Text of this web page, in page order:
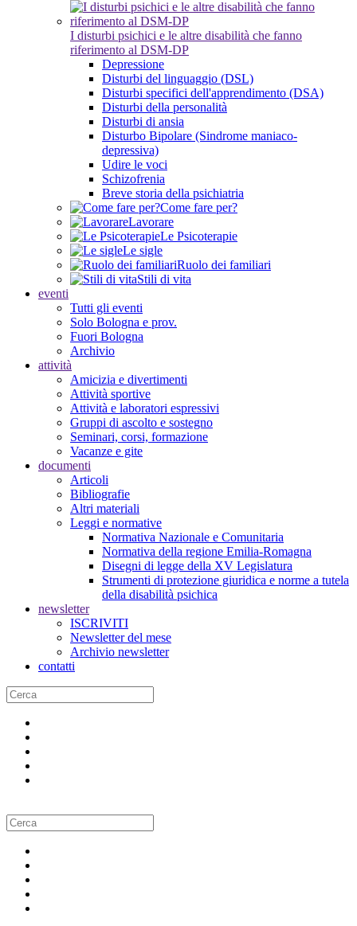
I disturbi psichici e le altre disabilità che fanno
riferimento al DSM-DP
Depressione
Disturbi del linguaggio (DSL)
Disturbi specifici dell'apprendimento (DSA)
Disturbi della personalità
Disturbi di ansia
Disturbo Bipolare (Sindrome maniaco-
depressiva)
Udire le voci
Schizofrenia
Breve storia della psichiatria
Come fare per?
Lavorare
Le Psicoterapie
Le sigle
Ruolo dei familiari
Stili di vita
eventi
Tutti gli eventi
Solo Bologna e prov.
Fuori Bologna
Archivio
attività
Amicizia e divertimenti
Attività sportive
Attività e laboratori espressivi
Gruppi di ascolto e sostegno
Seminari, corsi, formazione
Vacanze e gite
documenti
Articoli
Bibliografie
Altri materiali
Leggi e normative
Normativa Nazionale e Comunitaria
Normativa della regione Emilia-Romagna
Disegni di legge della XV Legislatura
Strumenti di protezione giuridica e norme a tutela
della disabilità psichica
newsletter
ISCRIVITI
Newsletter del mese
Archivio newsletter
contatti